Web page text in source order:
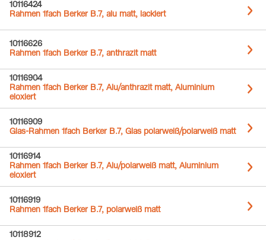
10116424
Rahmen 1fach Berker B.7, alu matt, lackiert
10116626
Rahmen 1fach Berker B.7, anthrazit matt
10116904
Rahmen 1fach Berker B.7, Alu/anthrazit matt, Aluminium
eloxiert
10116909
Glas-Rahmen 1fach Berker B.7, Glas polarweiß/polarweiß matt
10116914
Rahmen 1fach Berker B.7, Alu/polarweiß matt, Aluminium
eloxiert
10116919
Rahmen 1fach Berker B.7, polarweiß matt
10118912